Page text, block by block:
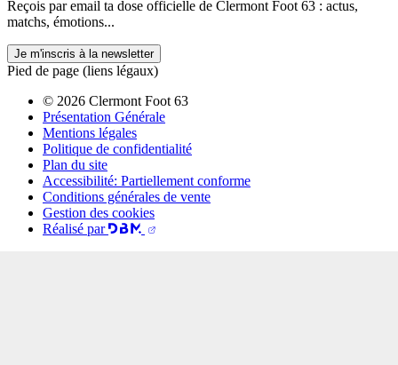
Reçois par email ta dose officielle de Clermont Foot 63 : actus,
matchs, émotions...
Je m'inscris à la newsletter
Pied de page (liens légaux)
© 2026 Clermont Foot 63
Présentation Générale
Mentions légales
Politique de confidentialité
Plan du site
Accessibilité: Partiellement conforme
Conditions générales de vente
Gestion des cookies
Réalisé par